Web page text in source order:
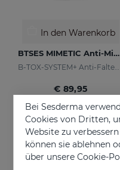
In den Warenkorb
BTSES MIMETIC Anti-Mimikfalten-Serum
B-TOX-SYSTEM+ Anti-Falten-Cocktail
€ 89,95
Bei Sesderma
Cookies von Dritten,
Website zu
können sie ablehnen
über unsere Cookie-